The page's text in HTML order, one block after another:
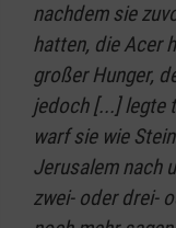
nachdem sie
hatten, die Acer
großer Hunger,
jedoch [...] legte
warf sie wie
Jerusalem nach
zwei- oder drei-